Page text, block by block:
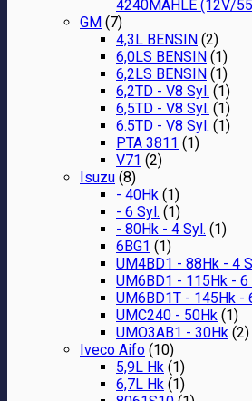
4240MAHLE (12V/
GM (7)
4,3L BENSIN (2)
6,0LS BENSIN (1)
6,2LS BENSIN (1)
6,2TD - V8 Syl. (1)
6,5TD - V8 Syl. (1)
6.5TD - V8 Syl. (1)
PTA 3811 (1)
V71 (2)
Isuzu (8)
- 40Hk (1)
- 6 Syl. (1)
- 80Hk - 4 Syl. (1)
6BG1 (1)
UM4BD1 - 88Hk - 4
UM6BD1 - 115Hk - 6
UM6BD1T - 145Hk -
UMC240 - 50Hk (1)
UMO3AB1 - 30Hk (2)
Iveco Aifo (10)
5,9L Hk (1)
6,7L Hk (1)